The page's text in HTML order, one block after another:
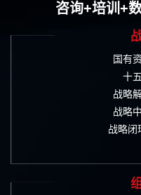
咨询+培训+
国有
十
战略
战略
战略闭